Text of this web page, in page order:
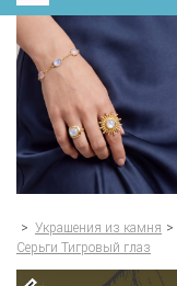
> Украшения из камня >
Серьги Тигровый глаз